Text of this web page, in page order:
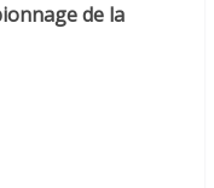
de la